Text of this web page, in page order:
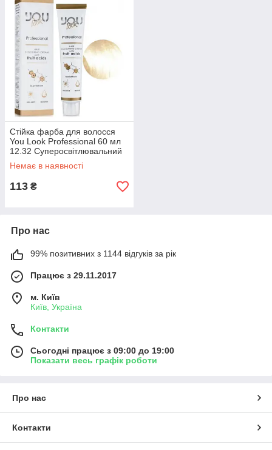
Стійка фарба для волосся
You Look Professional 60 мл
12.32 Суперосвітлювальний
блондин бежевий
Немає в наявності
113 ₴
Про нас
99% позитивних з 1144 відгуків за рік
Працює з 29.11.2017
м. Київ
Київ, Україна
Контакти
Сьогодні працює з 09:00 до 19:00
Показати весь графік роботи
Про нас
Контакти